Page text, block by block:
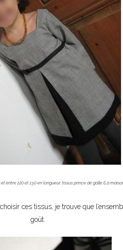
et entre 120 et 130 en longueur, tissus prince de galle (La
ces tissus, je trouve que
goût.